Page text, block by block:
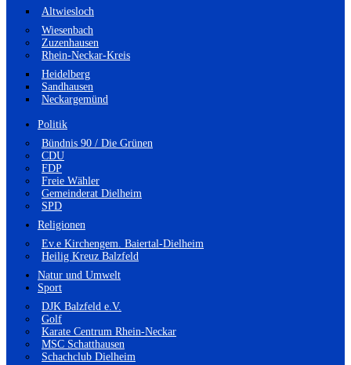
Altwiesloch
Wiesenbach
Zuzenhausen
Rhein-Neckar-Kreis
Heidelberg
Sandhausen
Neckargemünd
Politik
Bündnis 90 / Die Grünen
CDU
FDP
Freie Wähler
Gemeinderat Dielheim
SPD
Religionen
Ev.e Kirchengem. Baiertal-Dielheim
Heilig Kreuz Balzfeld
Natur und Umwelt
Sport
DJK Balzfeld e.V.
Golf
Karate Centrum Rhein-Neckar
MSC Schatthausen
Schachclub Dielheim